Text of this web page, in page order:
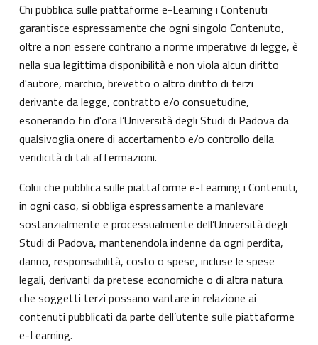
Chi pubblica sulle piattaforme e-Learning i Contenuti
garantisce espressamente che ogni singolo Contenuto,
oltre a non essere contrario a norme imperative di legge, è
nella sua legittima disponibilità e non viola alcun diritto
d'autore, marchio, brevetto o altro diritto di terzi
derivante da legge, contratto e/o consuetudine,
esonerando fin d'ora l’Università degli Studi di Padova da
qualsivoglia onere di accertamento e/o controllo della
veridicità di tali affermazioni.
Colui che pubblica sulle piattaforme e-Learning i Contenuti,
in ogni caso, si obbliga espressamente a manlevare
sostanzialmente e processualmente dell’Università degli
Studi di Padova, mantenendola indenne da ogni perdita,
danno, responsabilità, costo o spese, incluse le spese
legali, derivanti da pretese economiche o di altra natura
che soggetti terzi possano vantare in relazione ai
contenuti pubblicati da parte dell’utente sulle piattaforme
e-Learning.